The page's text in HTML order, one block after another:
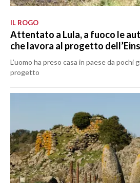
IL ROGO
Attentato a Lula, a fuoco le
che lavora al progetto
L’uomo ha preso casa in paese da pochi
progetto